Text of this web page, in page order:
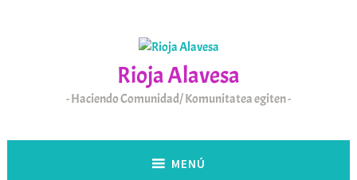
Rioja Alavesa
Haciendo Comunidad/ Komunitatea egiten
MENÚ